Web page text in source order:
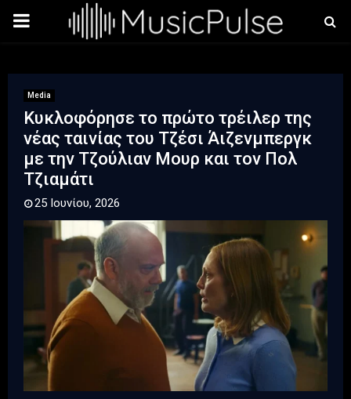
PRIMARY
Media
Κυκλοφόρησε το πρώτο τρέιλερ της
νέας ταινίας του Τζέσι Άιζενμπεργκ
με την Τζούλιαν Μουρ και τον Πολ
Τζιαμάτι
25 Ιουνίου, 2026